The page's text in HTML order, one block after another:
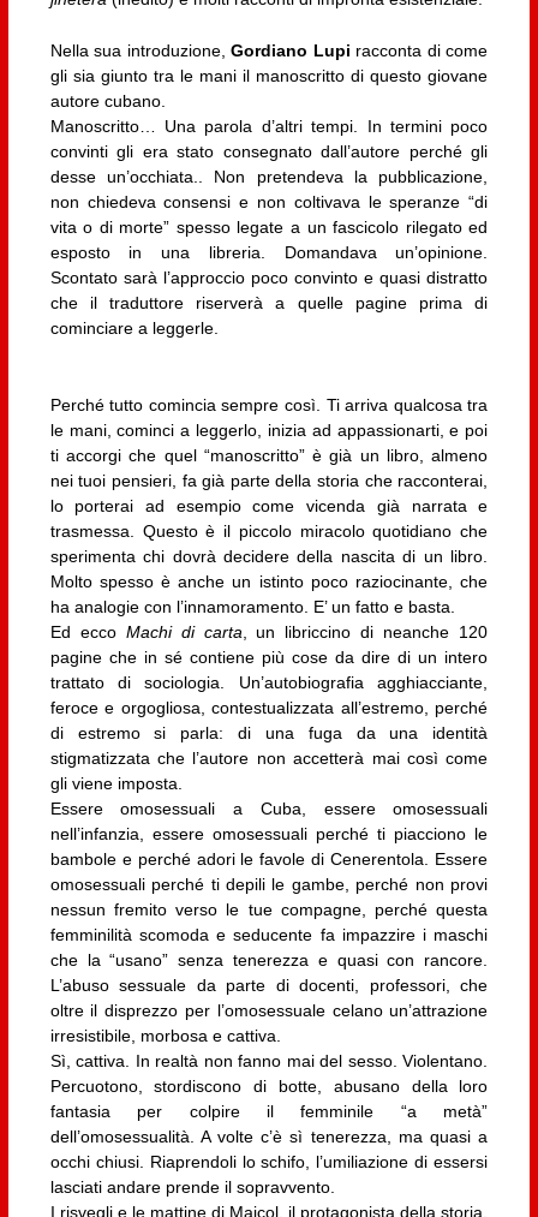
Nella sua introduzione,Gordiano Lupi racconta di come
gli sia giunto tra le mani il manoscritto di questo giovane
autore cubano.
Manoscritto… Una parola d’altri tempi. In termini poco
convinti gli era stato consegnato dall’autore perché gli
desse un’occhiata.. Non pretendeva la pubblicazione,
non chiedeva consensi e non coltivava le speranze “di
vita o di morte” spesso legate a un fascicolo rilegato ed
esposto in una libreria. Domandava un’opinione.
Scontato sarà l’approccio poco convinto e quasi distratto
che il traduttore riserverà a quelle pagine prima di
cominciare a leggerle.
Perché tutto comincia sempre così. Ti arriva qualcosa tra
le mani, cominci a leggerlo, inizia ad appassionarti, e poi
ti accorgi che quel “manoscritto” è già un libro, almeno
nei tuoi pensieri, fa già parte della storia che racconterai,
lo porterai ad esempio come vicenda già narrata e
trasmessa. Questo è il piccolo miracolo quotidiano che
sperimenta chi dovrà decidere della nascita di un libro.
Molto spesso è anche un istinto poco raziocinante, che
ha analogie con l’innamoramento. E’ un fatto e basta.
Ed ecco Machi di carta, un libriccino di neanche 120
pagine che in sé contiene più cose da dire di un intero
trattato di sociologia. Un’autobiografia agghiacciante,
feroce e orgogliosa, contestualizzata all’estremo, perché
di estremo si parla: di una fuga da una identità
stigmatizzata che l’autore non accetterà mai così come
gli viene imposta.
Essere omosessuali a Cuba, essere omosessuali
nell’infanzia, essere omosessuali perché ti piacciono le
bambole e perché adori le favole di Cenerentola. Essere
omosessuali perché ti depili le gambe, perché non provi
nessun fremito verso le tue compagne, perché questa
femminilità scomoda e seducente fa impazzire i maschi
che la “usano” senza tenerezza e quasi con rancore.
L’abuso sessuale da parte di docenti, professori, che
oltre il disprezzo per l’omosessuale celano un’attrazione
irresistibile, morbosa e cattiva.
Sì, cattiva. In realtà non fanno mai del sesso. Violentano.
Percuotono, stordiscono di botte, abusano della loro
fantasia per colpire il femminile “a metà”
dell’omosessualità. A volte c’è sì tenerezza, ma quasi a
occhi chiusi. Riaprendoli lo schifo, l’umiliazione di essersi
lasciati andare prende il sopravvento.
I risvegli e le mattine di Maicol, il protagonista della storia,